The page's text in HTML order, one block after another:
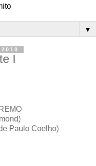
▼
I
Paulo Coelho)